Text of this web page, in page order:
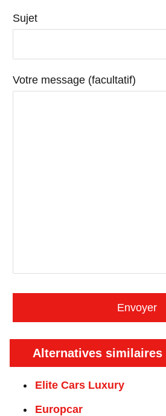
Sujet
Votre message (facultatif)
Alternatives similaires
Elite Cars Luxury
Europcar